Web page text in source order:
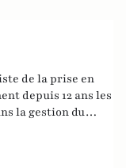
de la prise en
depuis 12 ans les
la gestion du